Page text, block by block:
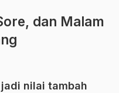
dan Malam
nilai tambah